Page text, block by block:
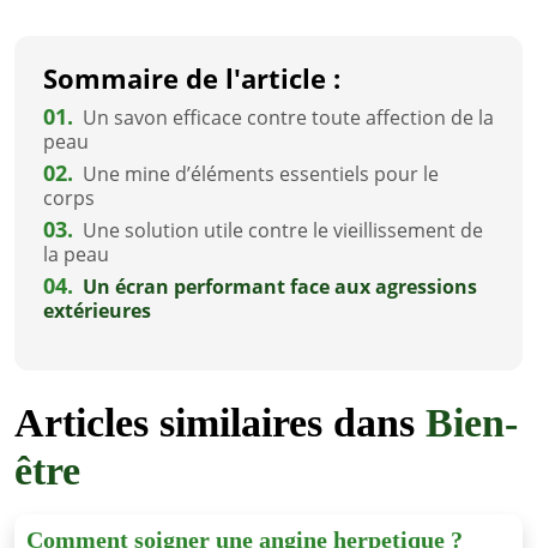
Sommaire de l'article :
01. Un savon efficace contre toute affection de la
peau
02. Une mine d’éléments essentiels pour le
corps
03. Une solution utile contre le vieillissement de
la peau
04. Un écran performant face aux agressions
extérieures
Articles similaires dans Bien-
être
Comment soigner une angine herpetique ?